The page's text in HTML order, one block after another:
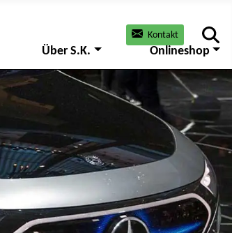
Kontakt
Über S.K. Onlineshop